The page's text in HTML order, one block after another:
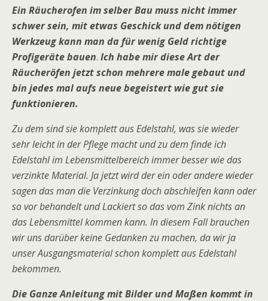
Ein Räucherofen im selber Bau muss nicht immer
schwer sein, mit etwas Geschick und dem nötigen
Werkzeug kann man da für wenig Geld richtige
Profigeräte bauen. Ich habe mir diese Art der
Räucheröfen jetzt schon mehrere male gebaut und
bin jedes mal aufs neue begeistert wie gut sie
funktionieren.
Zu dem sind sie komplett aus Edelstahl, was sie wieder
sehr leicht in der Pflege macht und zu dem finde ich
Edelstahl im Lebensmittelbereich immer besser wie das
verzinkte Material. Ja jetzt wird der ein oder andere wieder
sagen das man die Verzinkung doch abschleifen kann oder
so vor behandelt und Lackiert so das vom Zink nichts an
das Lebensmittel kommen kann. In diesem Fall brauchen
wir uns darüber keine Gedanken zu machen, da wir ja
unser Ausgangsmaterial schon komplett aus Edelstahl
bekommen.
Die Ganze Anleitung mit Bilder und Maßen kommt in